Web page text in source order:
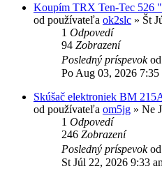
Koupím TRX Ten-Tec 526
od používateľa ok2slc » Št
1 Odpovedí
94 Zobrazení
Posledný príspevok
Po Aug 03, 2026 7:35
Skúšač elektroniek BM
od používateľa om5jg » Ne
1 Odpovedí
246 Zobrazení
Posledný príspevok
St Júl 22, 2026 9:33